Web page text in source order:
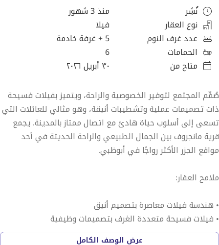
نُشِر
منذ 3 شهور
نوع العقار
فيلا
عدد غرف النوم
5+ غرفة خادمة
الحمامات
6
متاح من
٣٠ أبريل ٢٠٢٦
صُمِّم المجتمع لتوفير الخصوصية والراحة، ويتميز بفيلات فسيحة
ذات تصميمات عملية وتشطيبات أنيقة، وهو مثالي للعائلات التي
تسعى إلى أسلوب حياة هادئ مع اتصال ممتاز بالمدينة. يجمع
قرية مانجروف بين الجمال الطبيعي والراحة الحديثة في أحد
مواقع الجزر الأكثر رواجًا في أبوظبي.
ملامح العقار:
• هندسة فيلات معاصرة بتصميم أنيق
• فيلات فسيحة متعددة الغرف بتصميمات وظيفية
• مساحات داخلية مشرقة مع نوافذ كبيرة وتشطيبات عالية
عرض الوصف الكامل